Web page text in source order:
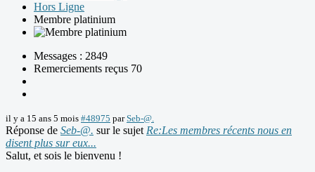
Hors Ligne
Membre platinium
Messages : 2849
Remerciements reçus 70
il y a 15 ans 5 mois #48975 parSeb-@.
Réponse de Seb-@. sur le sujet Re:Les membres récents nous en
disent plus sur eux...
Salut, et sois le bienvenu !